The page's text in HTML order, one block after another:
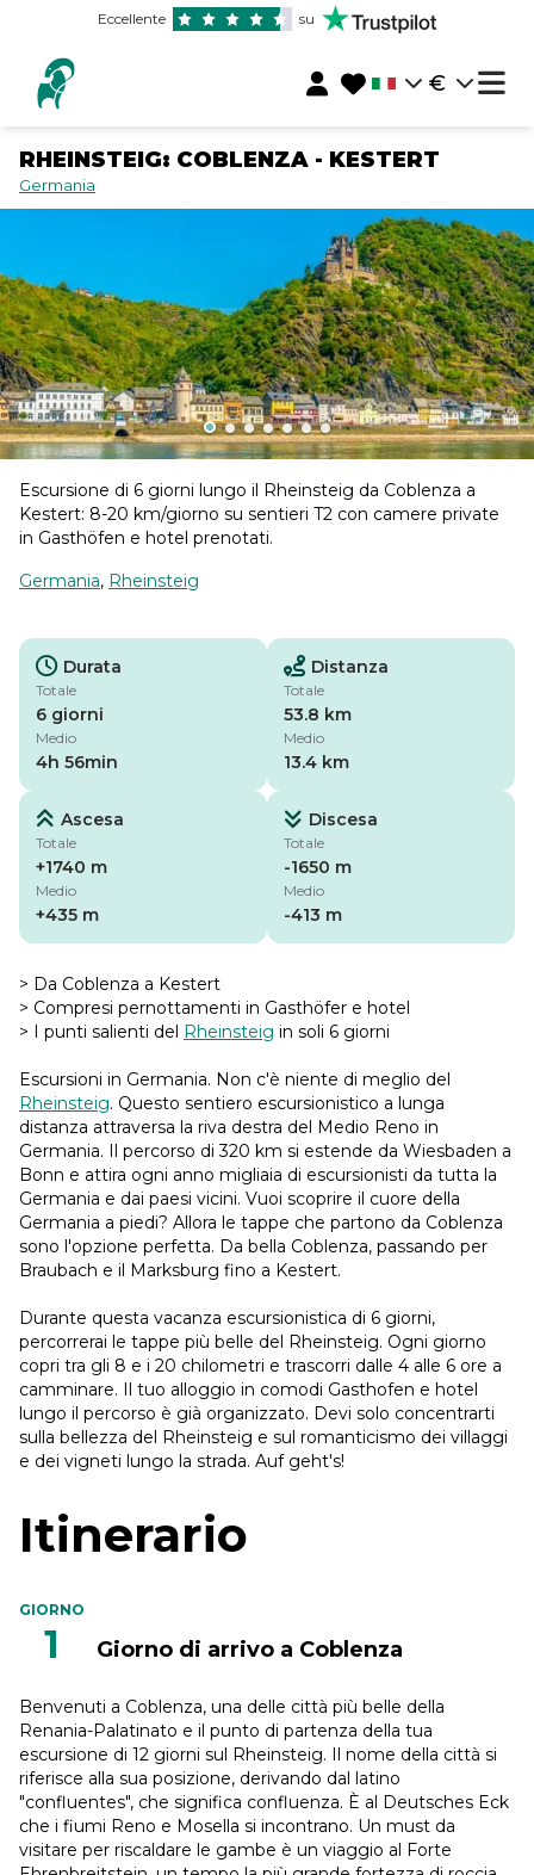
Eccellente su
€
RHEINSTEIG: COBLENZA - KESTERT
Germania
Escursione di 6 giorni lungo il Rheinsteig da Coblenza a
Kestert: 8-20 km/giorno su sentieri T2 con camere private
in Gasthöfen e hotel prenotati.
Germania, Rheinsteig
Durata
Totale
6 giorni
Medio
4h 56min
Distanza
Totale
53.8 km
Medio
13.4 km
Ascesa
Totale
+1740 m
Medio
+435 m
Discesa
Totale
-1650 m
Medio
-413 m
> Da Coblenza a Kestert
> Compresi pernottamenti in Gasthöfer e hotel
> I punti salienti del Rheinsteig in soli 6 giorni
Escursioni in Germania. Non c'è niente di meglio del
Rheinsteig. Questo sentiero escursionistico a lunga
distanza attraversa la riva destra del Medio Reno in
Germania. Il percorso di 320 km si estende da Wiesbaden a
Bonn e attira ogni anno migliaia di escursionisti da tutta la
Germania e dai paesi vicini. Vuoi scoprire il cuore della
Germania a piedi? Allora le tappe che partono da Coblenza
sono l'opzione perfetta. Da bella Coblenza, passando per
Braubach e il Marksburg fino a Kestert.
Durante questa vacanza escursionistica di 6 giorni,
percorrerai le tappe più belle del Rheinsteig. Ogni giorno
copri tra gli 8 e i 20 chilometri e trascorri dalle 4 alle 6 ore a
camminare. Il tuo alloggio in comodi Gasthofen e hotel
lungo il percorso è già organizzato. Devi solo concentrarti
sulla bellezza del Rheinsteig e sul romanticismo dei villaggi
e dei vigneti lungo la strada. Auf geht's!
Itinerario
GIORNO
1 Giorno di arrivo a Coblenza
Benvenuti a Coblenza, una delle città più belle della
Renania-Palatinato e il punto di partenza della tua
escursione di 12 giorni sul Rheinsteig. Il nome della città si
riferisce alla sua posizione, derivando dal latino
"confluentes", che significa confluenza. È al Deutsches Eck
che i fiumi Reno e Mosella si incontrano. Un must da
visitare per riscaldare le gambe è un viaggio al Forte